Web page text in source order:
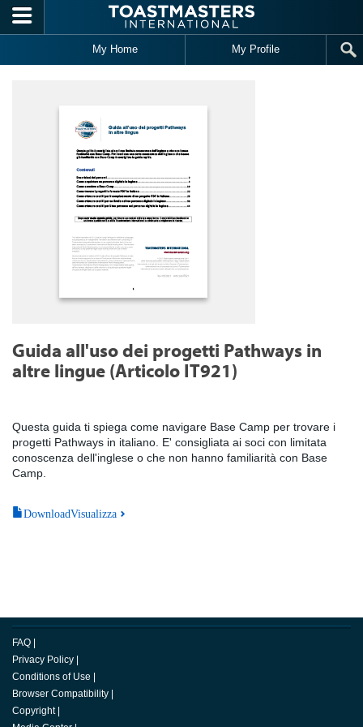
Skip to main content
My Home My Profile
Guida all'uso dei progetti Pathways in
altre lingue (Articolo IT921)
Questa guida ti spiega come navigare Base Camp per trovare i
progetti Pathways in italiano. E' consigliata ai soci con limitata
conoscenza dell'inglese o che non hanno familiarità con Base
Camp.
DownloadVisualizza
FAQ
Privacy Policy
Conditions of Use
Browser Compatibility
Copyright